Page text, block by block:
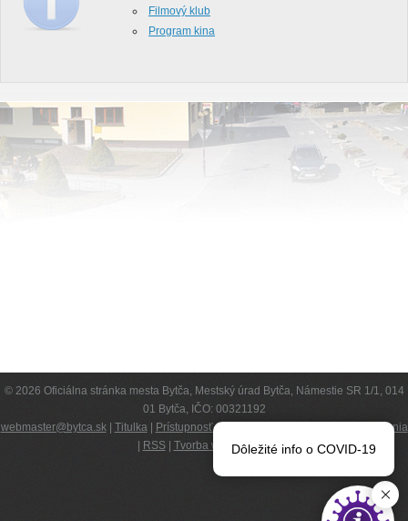
Filmový klub
Program kina
© 2026 Oficiálna stránka mesta Bytča, Mestský úrad Bytča, Námestie SR 1/1, 014
01 Bytča, IČO: 00321192
webmaster@bytca.sk| Titulka| Prístupnosť|
Podmienky používania
RSS| Tvorba web stránokDôležité info o COVID-19